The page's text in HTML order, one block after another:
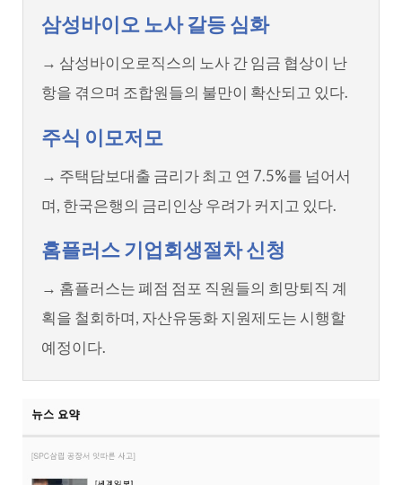
삼성바이오 노사 갈등 심화
→ 삼성바이오로직스의 노사 간 임금 협상이 난
항을 겪으며 조합원들의 불만이 확산되고 있다.
주식 이모저모
→ 주택담보대출 금리가 최고 연 7.5%를 넘어서
며, 한국은행의 금리인상 우려가 커지고 있다.
홈플러스 기업회생절차 신청
→ 홈플러스는 폐점 점포 직원들의 희망퇴직 계
획을 철회하며, 자산유동화 지원제도는 시행할
예정이다.